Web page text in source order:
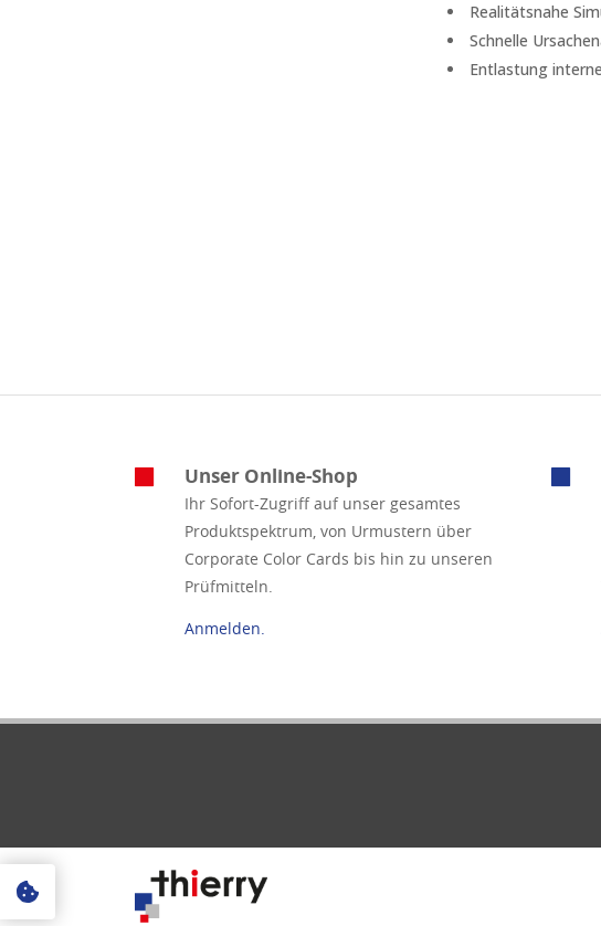
Realitätsnahe
Schnelle
Entlastung
Unser Online-Shop
Ihr Sofort-Zugriff auf unser gesamtes
Produktspektrum, von Urmustern über
Corporate Color Cards bis hin zu unseren
Prüfmitteln.
Anmelden.